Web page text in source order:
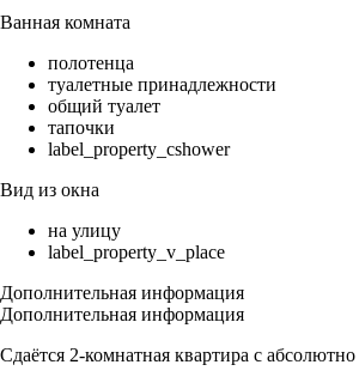
Ванная комната
полотенца
туалетные принадлежности
общий туалет
тапочки
label_property_cshower
Вид из окна
на улицу
label_property_v_place
Дополнительная информация
Дополнительная информация
Сдаётся 2-комнатная квартира с